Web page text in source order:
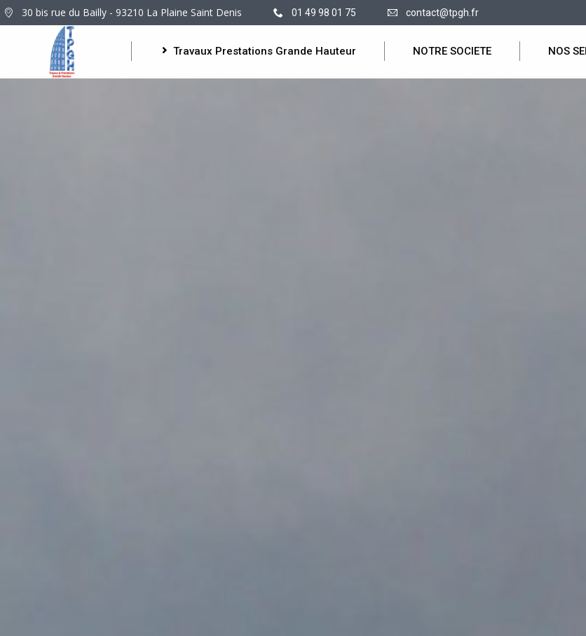
30 bis rue du Bailly - 93210 La Plaine Saint Denis 01 49 98 01 75 contact@tpgh.fr
Travaux Prestations Grande Hauteur NOTRE SOCIETE NOS